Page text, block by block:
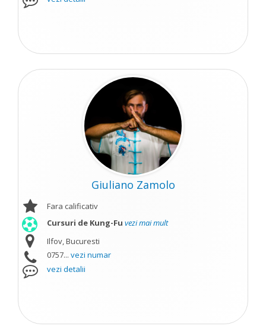
Giuliano Zamolo
Fara calificativ
Cursuri de Kung-Fu vezi mai mult
Ilfov, Bucuresti
0757... vezi numar
vezi detalii